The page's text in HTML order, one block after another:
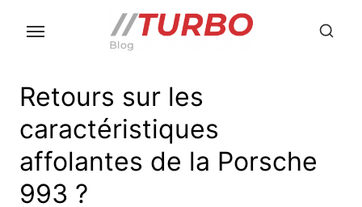
Retours sur les
caractéristiques
affolantes de la Porsche
993 ?